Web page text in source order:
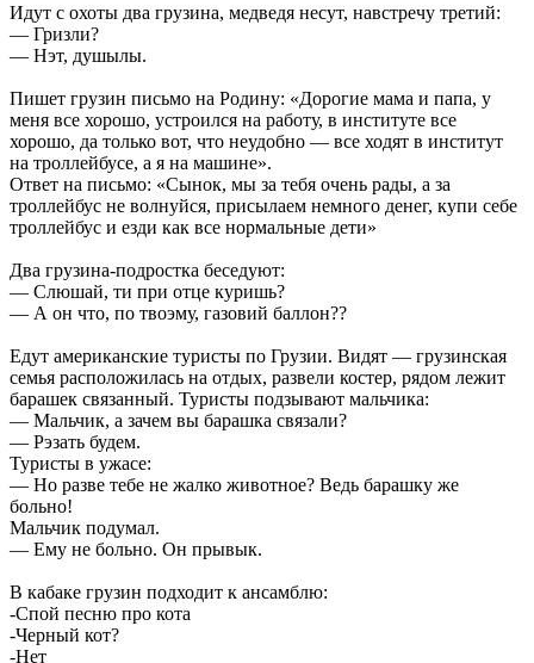
Идут с охоты два грузина, медведя несут, навстречу третий:
— Гризли?
— Нэт, душылы.
Пишет грузин письмо на Родину: «Дорогие мама и папа, у
меня все хорошо, устроился на работу, в институте все
хорошо, да только вот, что неудобно — все ходят в институт
на троллейбусе, а я на машине».
Ответ на письмо: «Сынок, мы за тебя очень рады, а за
троллейбус не волнуйся, присылаем немного денег, купи себе
троллейбус и езди как все нормальные дети»
Два грузина-подростка беседуют:
— Слюшай, ти при отце куришь?
— А он что, по твоэму, газовий баллон??
Едут американские туристы по Грузии. Видят — грузинская
семья расположилась на отдых, развели костер, рядом лежит
барашек связанный. Туристы подзывают мальчика:
— Мальчик, а зачем вы барашка связали?
— Рэзать будем.
Туристы в ужасе:
— Но разве тебе не жалко животное? Ведь барашку же
больно!
Мальчик подумал.
— Ему не больно. Он прывык.
В кабаке грузин подходит к ансамблю:
-Спой песню про кота
-Черный кот?
-Нет